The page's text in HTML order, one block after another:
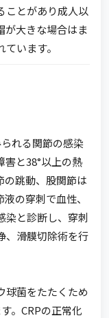
ことがあり成人以
が大きな場合はま
います。
れる関節の感染
害と38°以上の熱
の跳動、股関節は
の穿刺で血性、
染と診断し、穿刺
、滑膜切除術を行
球菌をたたくため
。CRPの正常化